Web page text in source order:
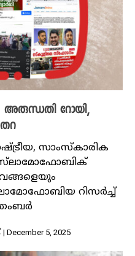
അരുന്ധതി റോയി,
സാംസ്‌കാരിക
റിസർച്ച്
| December 5, 2025